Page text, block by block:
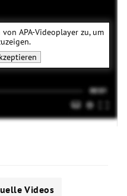
vonAPA-Videoplayer zu, um
Videos